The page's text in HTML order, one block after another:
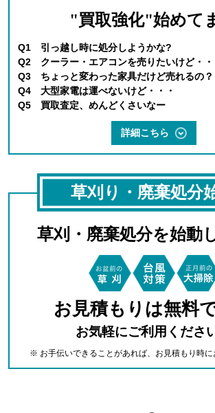
"買取強化"始めて
Q1 引っ越し時に処分しようかな?
Q2 クーラー・エアコンを売りたいけど・・
Q3 ちょっと変わった家具だけど売れるの？
Q4 大型家電は運べないけど・・・
Q5 買取査定、めんどくさいなー
詳細こちら
草刈り・廃棄処分
草刈・廃棄処分を始動
お見積もりは無料で
お気軽にご利用くださ
※ お手伝いできることがあれば、お見積もり時に